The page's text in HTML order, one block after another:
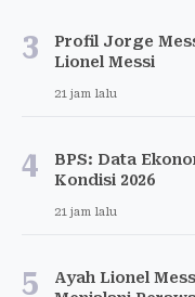
3
Profil Jorge
Lionel Messi
21 jam lalu
4
BPS: Data
Kondisi 2026
21 jam lalu
5
Ayah Lionel